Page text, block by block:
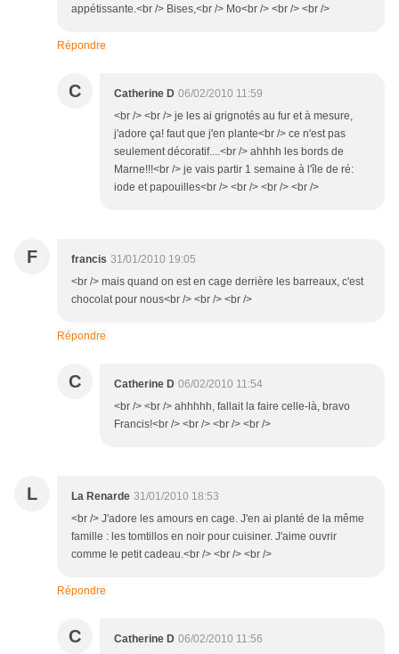
appétissante.<br /> Bises,<br /> Mo<br /> <br /> <br />
Répondre
C Catherine D 06/02/2010 11:59
<br /> <br /> je les ai grignotés au fur et à mesure,
j'adore ça! faut que j'en plante<br /> ce n'est pas
seulement décoratif....<br /> ahhhh les bords de
Marne!!!<br /> je vais partir 1 semaine à l'île de ré:
iode et papouilles<br /> <br /> <br /> <br />
F francis 31/01/2010 19:05
<br /> mais quand on est en cage derrière les barreaux, c'est
chocolat pour nous<br /> <br /> <br />
Répondre
C Catherine D 06/02/2010 11:54
<br /> <br /> ahhhhh, fallait la faire celle-là, bravo
Francis!<br /> <br /> <br /> <br />
L La Renarde 31/01/2010 18:53
<br /> J'adore les amours en cage. J'en ai planté de la même
famille : les tomtillos en noir pour cuisiner. J'aime ouvrir
comme le petit cadeau.<br /> <br /> <br />
Répondre
C Catherine D 06/02/2010 11:56